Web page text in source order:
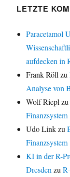
LETZTE
Paracetamol
aufdecken in
Frank Röll zu
Analyse von
Wolf Riepl
Finanzsystem
Udo Linkzu
Finanzsystem
KI in der R-
Dresden zu